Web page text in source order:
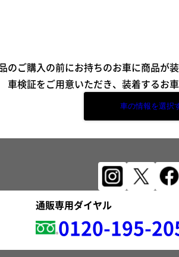
のご購入の前にお持ちのお車に商品が
車検証をご用意いただき、装着するお
車の情報を選択
通販専用ダイヤル
0120-195-